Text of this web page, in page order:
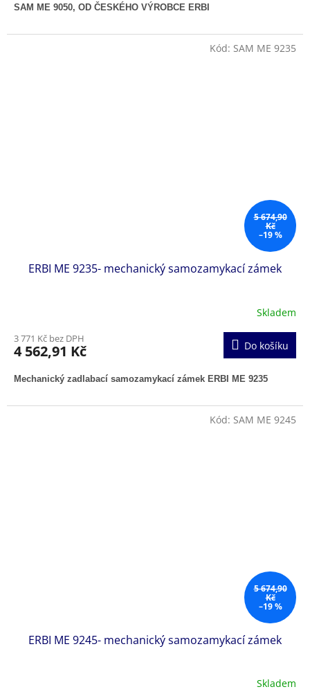
SAM ME 9050, OD ČESKÉHO VÝROBCE ERBI
5 674,90
Kč
–19 %
ERBI ME 9235- mechanický samozamykací zámek
Skladem
3 771 Kč bez DPH
4 562,91 Kč Do košíku
Mechanický zadlabací samozamykací zámek ERBI ME 9235
Kód: SAM ME 9235
5 674,90
Kč
–19 %
ERBI ME 9245- mechanický samozamykací zámek
Skladem
Kód: SAM ME 9245